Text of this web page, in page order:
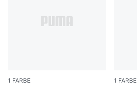
1 FARBE 1 FARBE